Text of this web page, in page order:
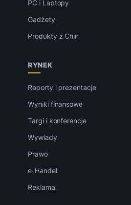
PC i Laptopy
Gadżety
Produkty z Chin
RYNEK
Raporty i prezentacje
Wyniki finansowe
Targi i konferencje
Wywiady
Prawo
e-Handel
Reklama